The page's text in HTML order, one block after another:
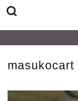
masukocart